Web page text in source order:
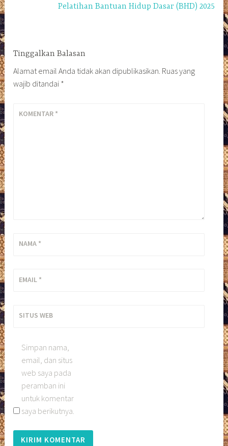
Pelatihan Bantuan Hidup Dasar (BHD) 2025
Tinggalkan Balasan
Alamat email Anda tidak akan dipublikasikan. Ruas yang
wajib ditandai *
KOMENTAR *
NAMA *
EMAIL *
SITUS WEB
Simpan nama,
email, dan situs
web saya pada
peramban ini
untuk komentar
saya berikutnya.